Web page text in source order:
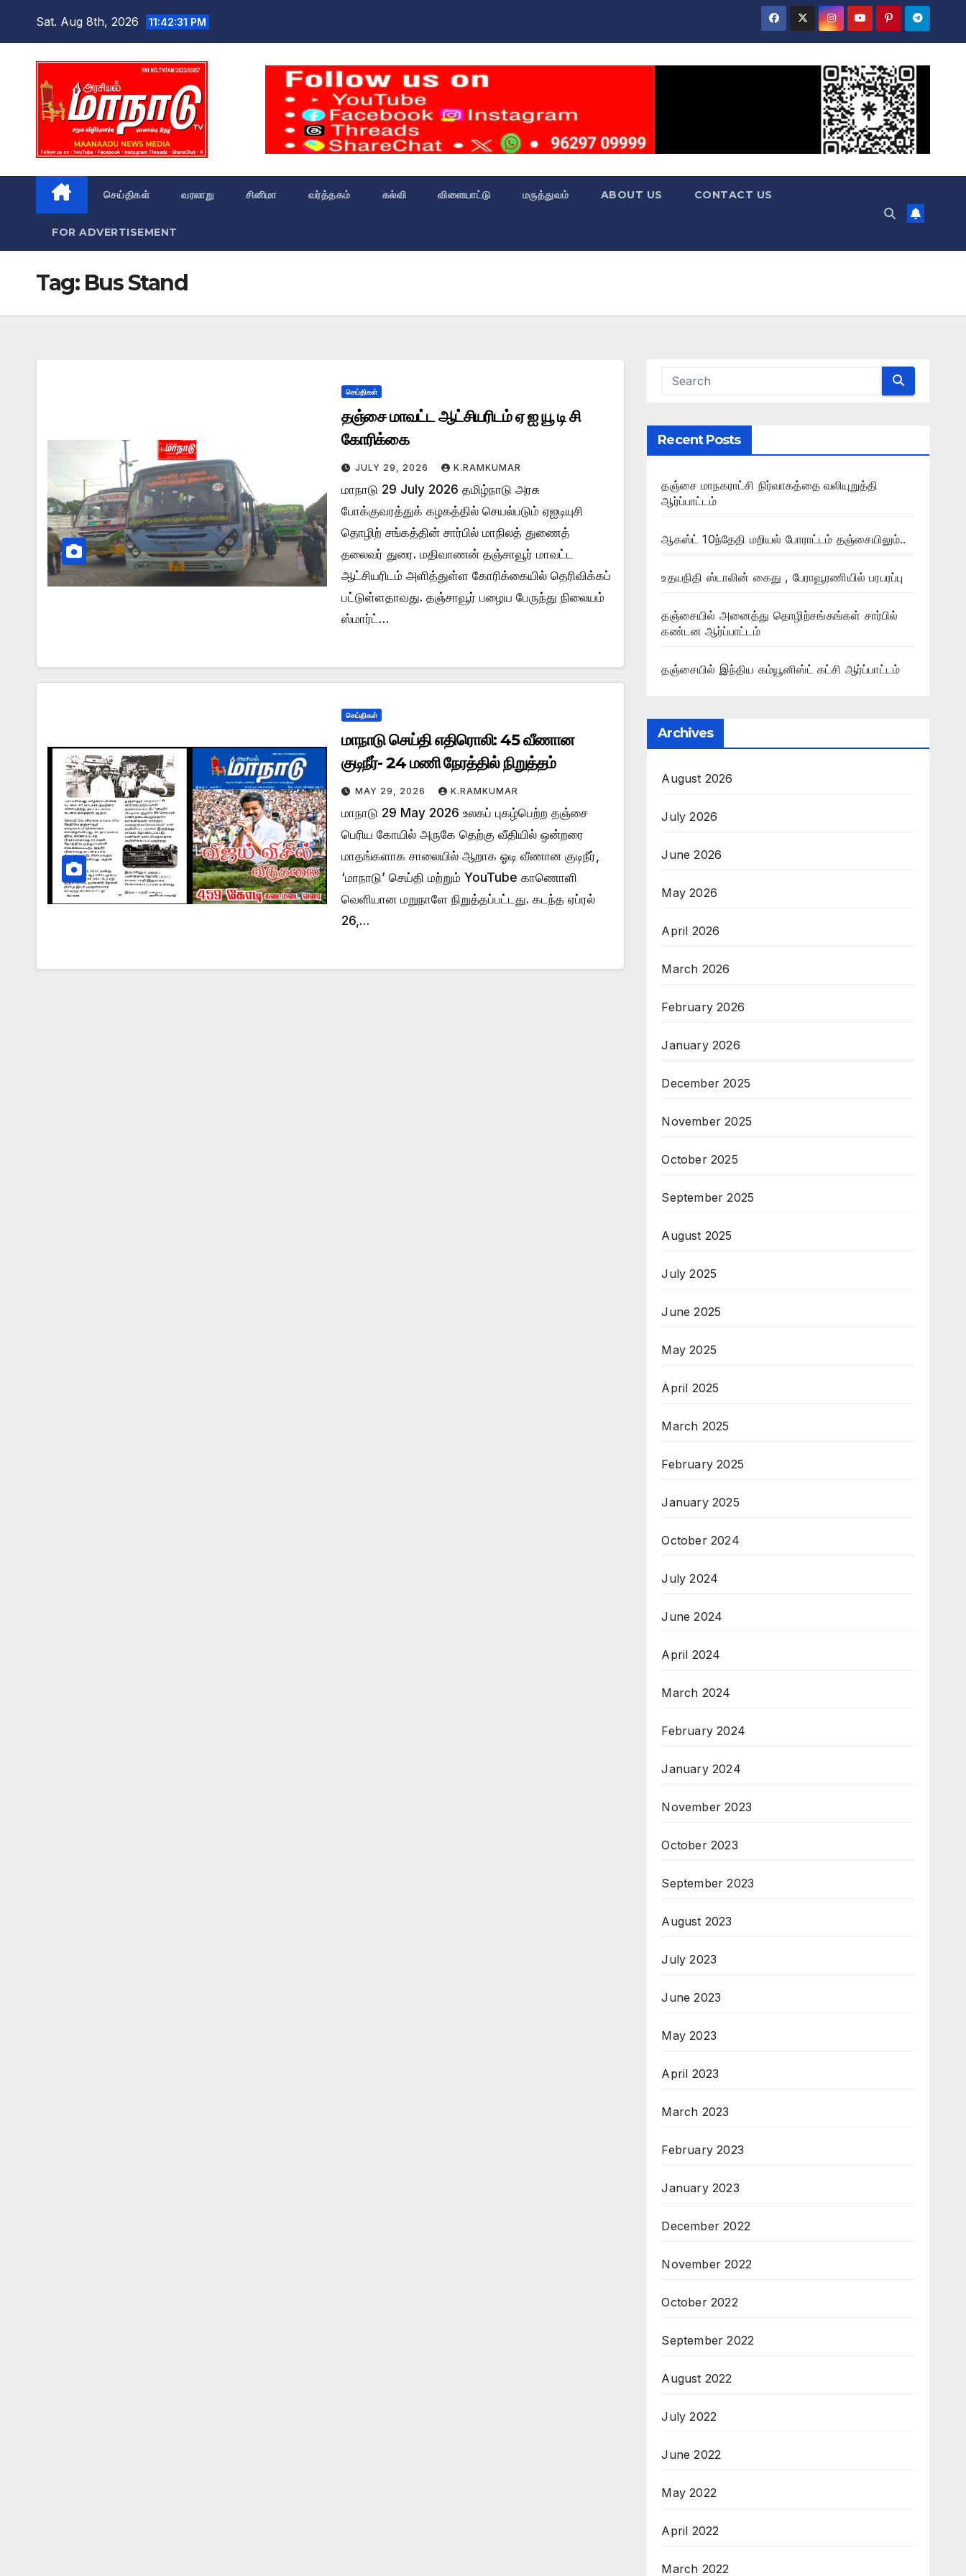
Sat. Aug 8th, 2026 11:42:32 PM
செய்திகள் வரலாறு சினிமா வர்த்தகம் கல்வி விளையாட்டு மருத்துவம் ABOUT US CONTACT US
FOR ADVERTISEMENT
Tag: Bus Stand
செய்திகள்
தஞ்சை மாவட்ட ஆட்சியரிடம் ஏ ஐ யூ டி சி
கோரிக்கை
JULY 29, 2026 K.RAMKUMAR
மாநாடு 29 July 2026 தமிழ்நாடு அரசு
போக்குவரத்துக் கழகத்தில் செயல்படும் ஏஐடியுசி
தொழிற் சங்கத்தின் சார்பில் மாநிலத் துணைத்
தலைவர் துரை. மதிவாணன் தஞ்சாவூர் மாவட்ட
ஆட்சியரிடம் அளித்துள்ள கோரிக்கையில் தெரிவிக்கப்
பட்டுள்ளதாவது. தஞ்சாவூர் பழைய பேருந்து நிலையம்
ஸ்மார்ட்…
செய்திகள்
மாநாடு செய்தி எதிரொலி: 45 வீணான
குடிநீர்- 24 மணி நேரத்தில் நிறுத்தம்
MAY 29, 2026 K.RAMKUMAR
மாநாடு 29 May 2026 உலகப் புகழ்பெற்ற தஞ்சை
பெரிய கோயில் அருகே தெற்கு வீதியில் ஒன்றரை
மாதங்களாக சாலையில் ஆறாக ஓடி வீணான குடிநீர்,
‘மாநாடு’ செய்தி மற்றும் YouTube காணொளி
வெளியான மறுநாளே நிறுத்தப்பட்டது. கடந்த ஏப்ரல்
26,…
Recent Posts
தஞ்சை மாநகராட்சி நிர்வாகத்தை வலியுறுத்தி
ஆர்ப்பாட்டம்
ஆகஸ்ட் 10ந்தேதி மறியல் போராட்டம் தஞ்சையிலும்..
உதயநிதி ஸ்டாலின் கைது , பேராவூரணியில் பரபரப்பு
தஞ்சையில் அனைத்து தொழிற்சங்கங்கள் சார்பில்
கண்டன ஆர்ப்பாட்டம்
தஞ்சையில் இந்திய கம்யூனிஸ்ட் கட்சி ஆர்ப்பாட்டம்
Archives
August 2026
July 2026
June 2026
May 2026
April 2026
March 2026
February 2026
January 2026
December 2025
November 2025
October 2025
September 2025
August 2025
July 2025
June 2025
May 2025
April 2025
March 2025
February 2025
January 2025
October 2024
July 2024
June 2024
April 2024
March 2024
February 2024
January 2024
November 2023
October 2023
September 2023
August 2023
July 2023
June 2023
May 2023
April 2023
March 2023
February 2023
January 2023
December 2022
November 2022
October 2022
September 2022
August 2022
July 2022
June 2022
May 2022
April 2022
March 2022